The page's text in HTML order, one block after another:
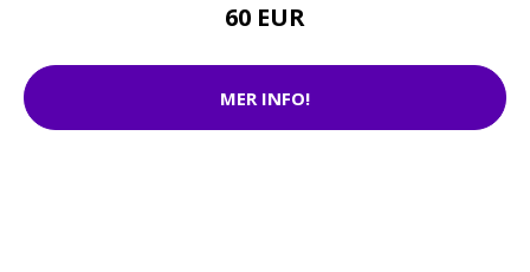
60 EUR
MER INFO!